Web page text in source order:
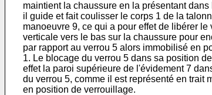
maintient la chaussure en la présentant
il guide et fait coulisser le corps 1 de la
manoeuvre 9, ce qui a pour effet de libérer
verticale vers le bas sur la chaussure pour
par rapport au verrou 5 alors immobilisé en
1. Le blocage du verrou 5 dans sa position
effet la paroi supérieure de l'évidement 7
du verrou 5, comme il est représenté en trait
en position de verrouillage.